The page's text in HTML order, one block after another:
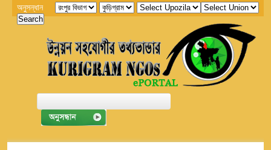
অনুসন্ধান